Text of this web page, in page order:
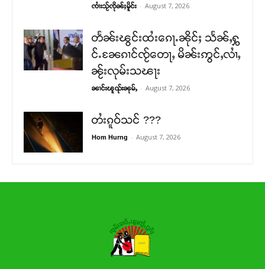
ၸၢႆးသႂ်ၸိုၼ်ႈမိူင်း - August 7, 2026
တႅၼ်းၽွင်းထႆးၵေႃႉၼိုင်ႈ သႅၼ်ႇႁွ
င်ႉၼႄၵၢင်ၸႂ်တေႃႇ မိၼ်းဢွင်ႇလၢႆႇ
ၼႂ်းလုမ်းသၽႃး
ၼၢင်းၽူၺ်းၼုမ်ႇ - August 7, 2026
တႆးၵူဝ်သင် ???
Hom Hurng - August 7, 2026